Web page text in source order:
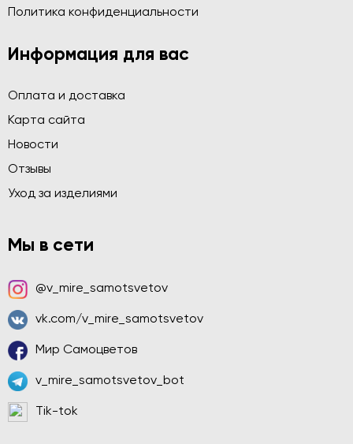
Политика конфиденциальности
Информация для вас
Оплата и доставка
Карта сайта
Новости
Отзывы
Уход за изделиями
Мы в сети
@v_mire_samotsvetov
vk.com/v_mire_samotsvetov
Мир Самоцветов
v_mire_samotsvetov_bot
Tik-tok